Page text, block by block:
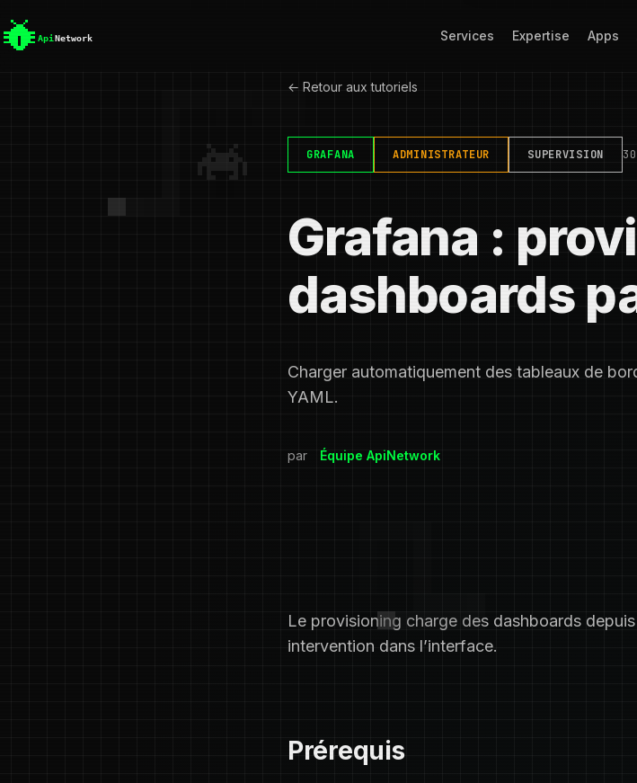
Services Expertise Apps
← Retour aux tutoriels
GRAFANA ADMINISTRATEUR SUPERVISION
Grafana :
dashboards
Charger automatiquement des tableaux de
YAML.
par Équipe ApiNetwork
Le provisioning charge des dashboards
intervention dans l’interface.
Prérequis